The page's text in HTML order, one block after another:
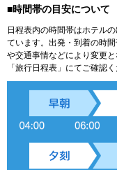
■時間帯の目安について
日程表内の時間帯はホテル
ています。出発・到着の時
や交通事情などにより変更
「旅行日程表」にてご確認く